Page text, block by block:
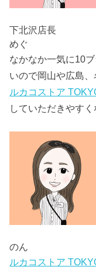
下北沢店長
めぐ
なかなか一気に10
いので岡山や広島、
ルカコストア
していただきやすく
のん
ルカコストア